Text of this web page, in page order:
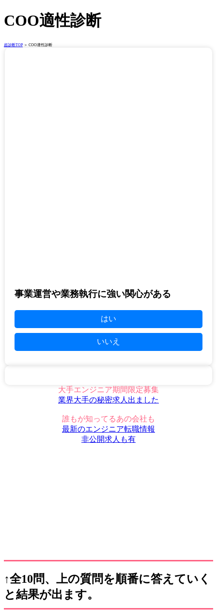
COO適性診断
超診断TOP ＞ COO適性診断
事業運営や業務執行に強い関心がある
はい
いいえ
大手エンジニア期間限定募集
業界大手の秘密求人出ました
誰もが知ってるあの会社も
最新のエンジニア転職情報
非公開求人も有
↑全10問、上の質問を順番に答えていく
と結果が出ます。